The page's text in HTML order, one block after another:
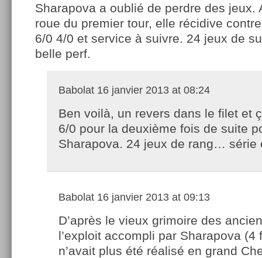
Sharapova a oublié de perdre des jeux.
roue du premier tour, elle récidive
6/0 4/0 et service à suivre. 24 jeux de
belle perf.
Babolat 16 janvier 2013 at 08:24
Ben voilà, un revers dans le filet et
6/0 pour la deuxième fois de suite
Sharapova. 24 jeux de rang… série
Babolat 16 janvier 2013 at 09:13
D’après le vieux grimoire des
l’exploit accompli par Sharapova (4
n’avait plus été réalisé en grand